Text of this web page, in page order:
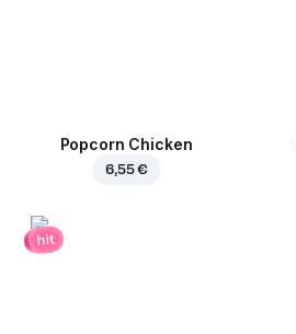
Popcorn Chicken
6,55 €
hit